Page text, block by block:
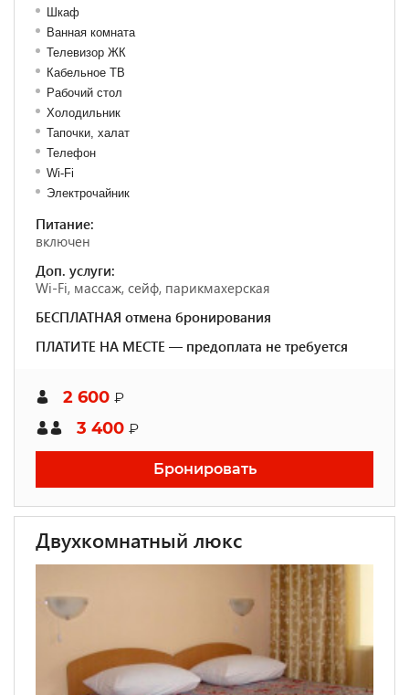
Шкаф
Ванная комната
Телевизор ЖК
Кабельное ТВ
Рабочий стол
Холодильник
Тапочки, халат
Телефон
Wi-Fi
Электрочайник
Питание:
включен
Доп. услуги:
Wi-Fi, массаж, сейф, парикмахерская
БЕСПЛАТНАЯ отмена бронирования
ПЛАТИТЕ НА МЕСТЕ — предоплата не требуется
2 600 ₽
3 400 ₽
Бронировать
Двухкомнатный люкс